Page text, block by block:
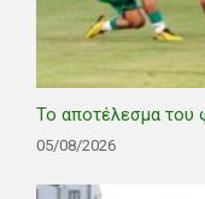
Το αποτέλεσμα του
05/08/2026